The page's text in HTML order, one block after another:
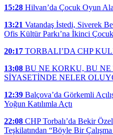
15:28 Hilvan’da Çocuk Oyun
13:21 Vatandaş İstedi, Siverek
Ofis Kültür Parkı’na İkinci
20:17 TORBALI’DA CHP
13:08 BU NE KORKU, BU
SİYASETİNDE NELER
12:39 Balçova’da Görkemli
Yoğun Katılımla Açtı
22:08 CHP Torbalı’da Bekir
Teşkilatından “Böyle Bir